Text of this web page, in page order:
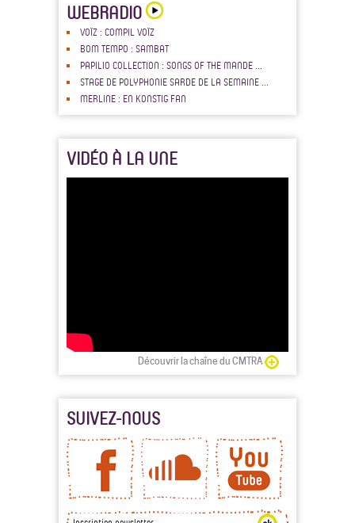
WEBRADIO
VOÏZ : COMPIL VOÏZ
BOM TEMPO : SAMBAT
PAPILIO COLLECTION : SONGS OF THE MANDE ...
STAGE DE POLYPHONIE SARDE DE LA SEMAINE ...
MERLINE : EN KONSTIG FAN
VIDÉO À LA UNE
Découvrir la chaîne du CMTRA
SUIVEZ-NOUS